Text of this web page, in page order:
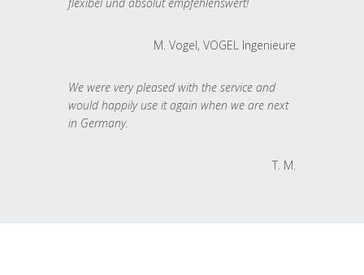
M. Vogel, VOGEL Ingenieure
We were very pleased with the service and
would happily use it again when we are next
in Germany.
T. M.